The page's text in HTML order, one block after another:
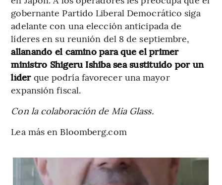
gobernante Partido Liberal Democrático siga
adelante con una elección anticipada de
líderes en su reunión del 8 de septiembre,
allanando el camino para que el primer
ministro Shigeru Ishiba sea sustituido por un
líderque podría favorecer una mayor
expansión fiscal.
Con la colaboración de Mia Glass.
Lea más en Bloomberg.com